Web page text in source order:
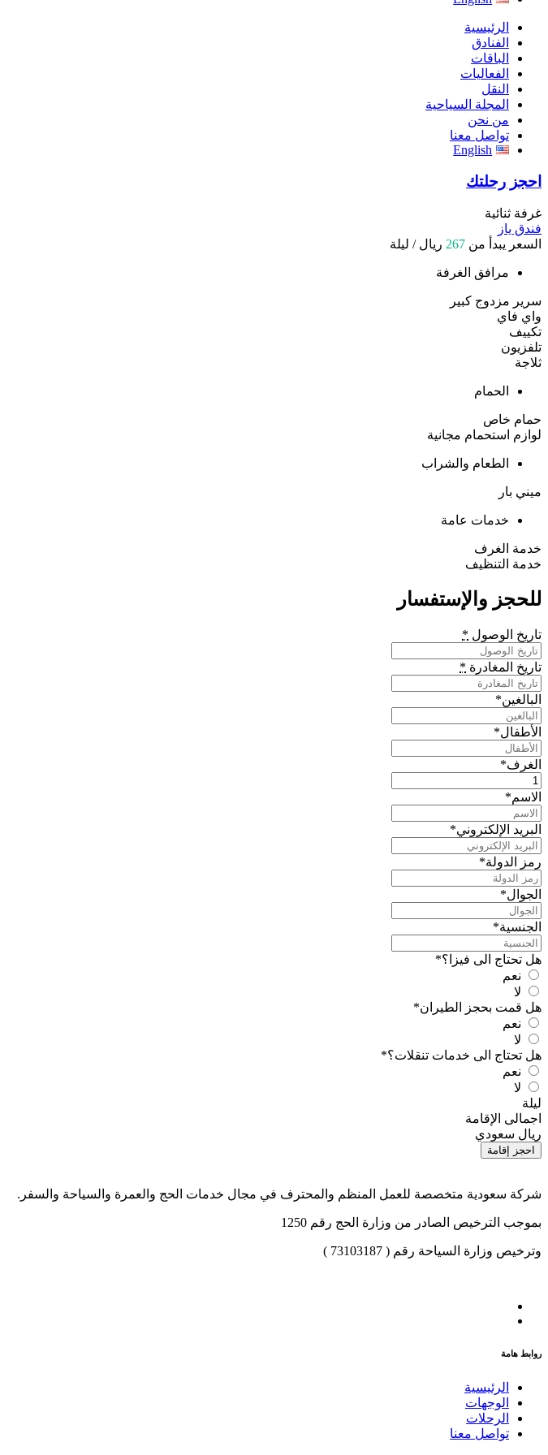
الرئيسية
الفنادق
الباقات
الفعاليات
النقل
المجلة السياحية
من نحن
تواصل معنا
English
احجز رحلتك
غرفة ثنائية
فندق ياز
السعر يبدأ من 267 ريال / ليلة
مرافق الغرفة
سرير مزدوج كبير
واي فاي
تكييف
تلفزيون
ثلاجة
الحمام
حمام خاص
لوازم استحمام مجانية
الطعام والشراب
ميني بار
خدمات عامة
خدمة الغرف
خدمة التنظيف
للحجز والإستفسار
تاريخ الوصول *
تاريخ المغادرة *
البالغين*
الأطفال*
الغرف*
الاسم*
البريد الإلكتروني*
رمز الدولة*
الجوال*
الجنسية*
هل تحتاج الى فيزا؟*
نعم
لا
هل قمت بحجز الطيران*
نعم
لا
هل تحتاج الى خدمات تنقلات؟*
نعم
لا
ليلة
اجمالى الإقامة
ريال سعودي
احجز إقامة
شركة سعودية متخصصة للعمل المنظم والمحترف في مجال خدمات الحج والعمرة والسياحة والسفر.
بموجب الترخيص الصادر من وزارة الحج رقم 1250
وترخيص وزارة السياحة رقم ( 73103187 )
روابط هامة
الرئيسية
الوجهات
الرحلات
تواصل معنا